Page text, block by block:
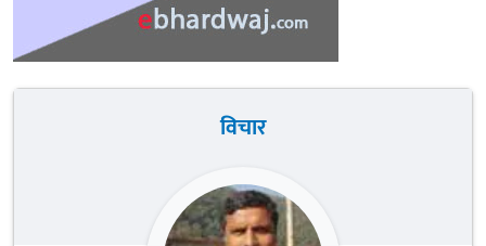
विचार